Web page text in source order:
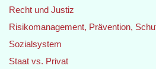
Recht und Justiz
Risikomanagement, Prävention,
Sozialsystem
Staat vs. Privat